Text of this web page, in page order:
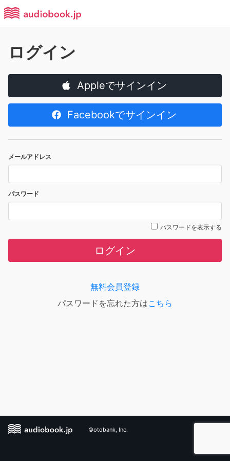
ログイン
Appleでサインイン
Facebookでサインイン
メールアドレス
パスワード
パスワードを表示する
ログイン
無料会員登録
パスワードを忘れた方はこちら
©otobank, Inc.